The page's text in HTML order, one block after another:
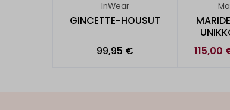
InWear
GINCETTE-HOUSUT
99,95 €
115,00